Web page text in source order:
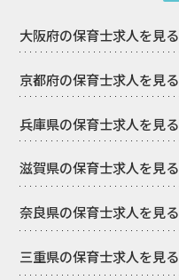
大阪府の保育士求人を見る
京都府の保育士求人を見る
兵庫県の保育士求人を見る
滋賀県の保育士求人を見る
奈良県の保育士求人を見る
三重県の保育士求人を見る